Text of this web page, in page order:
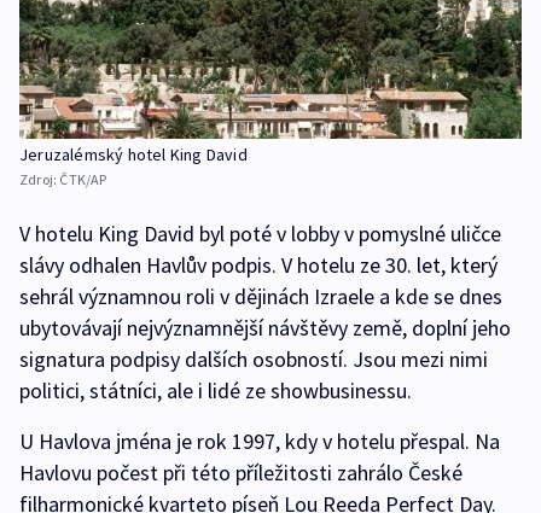
Jeruzalémský hotel King David
Zdroj: ČTK/AP
V hotelu King David byl poté v lobby v pomyslné uličce
slávy odhalen Havlův podpis. V hotelu ze 30. let, který
sehrál významnou roli v dějinách Izraele a kde se dnes
ubytovávají nejvýznamnější návštěvy země, doplní jeho
signatura podpisy dalších osobností. Jsou mezi nimi
politici, státníci, ale i lidé ze showbusinessu.
U Havlova jména je rok 1997, kdy v hotelu přespal. Na
Havlovu počest při této příležitosti zahrálo České
filharmonické kvarteto píseň Lou Reeda Perfect Day.